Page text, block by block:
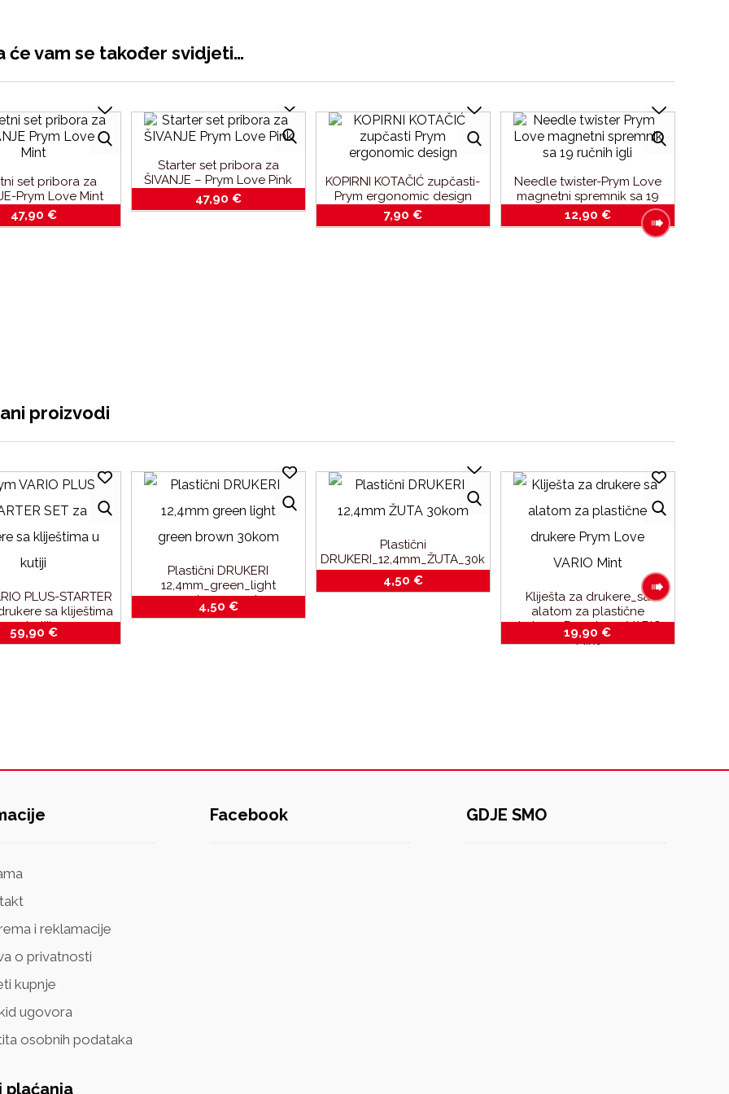
će vam se također svidjeti…
set pribora za
Prym Love Mint
47,90 €
Starter set pribora za
ŠIVANJE – Prym Love Pink
47,90 €
KOPIRNI KOTAČIĆ zupčasti-
Prym ergonomic design
7,90 €
Needle twister-Prym Love
magnetni spremnik sa 19
ručnih igli
12,90 €
proizvodi
PLUS-STARTER
sa kliještima
u kutiji
59,90 €
Plastični DRUKERI
12,4mm_green_light
green_brown_30kom
4,50 €
Plastični
DRUKERI_12,4mm_ŽUTA_30k
om
4,50 €
Kliješta za drukere_sa
alatom za plastične
drukere_Prym Love VARIO
Mint
19,90€
i reklamacije
o privatnosti
kupnje
ugovora
osobnih podataka
plaćanja
Facebook GDJE SMO